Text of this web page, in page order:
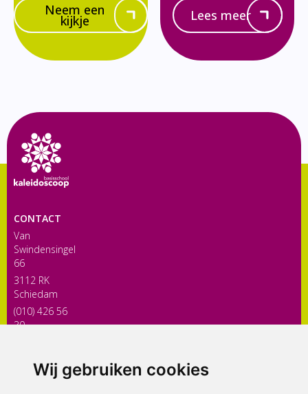
Wij gebruiken cookies
Neem een
kijkje Lees meer
CONTACT
Van
Swindensingel
66
3112 RK
Schiedam
(010) 426 56
30
ONDERDEEL VAN